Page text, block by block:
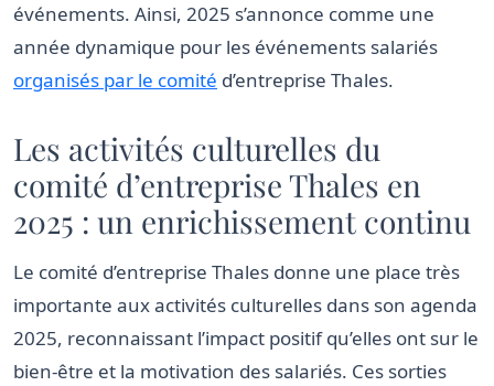
événements. Ainsi, 2025 s’annonce comme une
année dynamique pour les événements salariés
organisés par le comité d’entreprise Thales.
Les activités culturelles du
comité d’entreprise Thales en
2025 : un enrichissement continu
Le comité d’entreprise Thales donne une place très
importante aux activités culturelles dans son agenda
2025, reconnaissant l’impact positif qu’elles ont sur le
bien-être et la motivation des salariés. Ces sorties